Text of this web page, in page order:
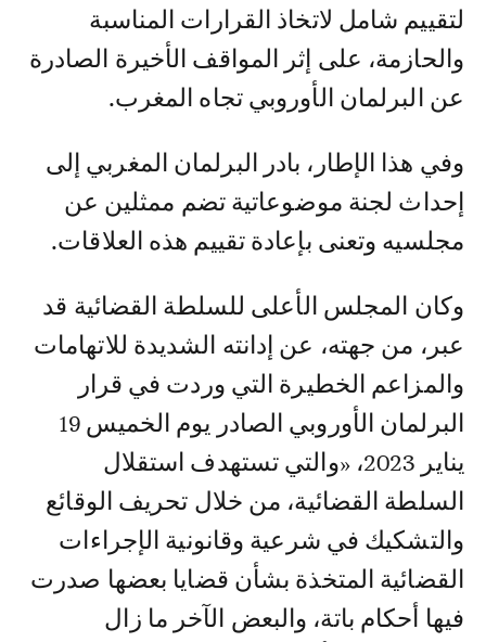
لتقييم شامل لاتخاذ القرارات المناسبة
والحازمة، على إثر المواقف الأخيرة الصادرة
عن البرلمان الأوروبي تجاه المغرب.
وفي هذا الإطار، بادر البرلمان المغربي إلى
إحداث لجنة موضوعاتية تضم ممثلين عن
مجلسيه وتعنى بإعادة تقييم هذه العلاقات.
وكان المجلس الأعلى للسلطة القضائية قد
عبر، من جهته، عن إدانته الشديدة للاتهامات
والمزاعم الخطيرة التي وردت في قرار
البرلمان الأوروبي الصادر يوم الخميس 19
يناير 2023، «والتي تستهدف استقلال
السلطة القضائية، من خلال تحريف الوقائع
والتشكيك في شرعية وقانونية الإجراءات
القضائية المتخذة بشأن قضايا بعضها صدرت
فيها أحكام باتة، والبعض الآخر ما زال